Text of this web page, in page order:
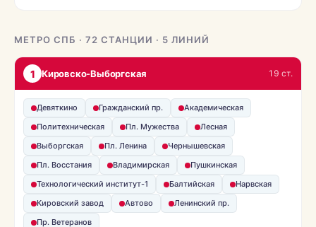
МЕТРО СПБ · 72 СТАНЦИИ · 5 ЛИНИЙ
1 Кировско-Выборгская 19 ст.
Девяткино Гражданский пр.
Академическая
Политехническая
Пл. Мужества
Лесная
Выборгская
Пл. Ленина
Чернышевская
Пл. Восстания
Владимирская
Пушкинская
Технологический институт-1
Балтийская
Нарвская
Кировский завод
Автово
Ленинский пр.
Пр. Ветеранов